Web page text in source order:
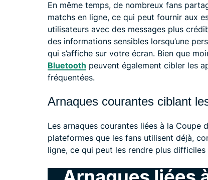
En même temps, de nombreux fans
matchs en ligne, ce qui peut fournir aux
utilisateurs avec des messages plus
des informations sensibles lorsqu’une
qui s’affiche sur votre écran. Bien que
Bluetooth peuvent également cibler les
fréquentées.
Arnaques courantes ciblant
Les arnaques courantes liées à la Coupe
plateformes que les fans utilisent déjà,
ligne, ce qui peut les rendre plus difficiles